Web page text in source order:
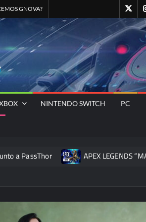
GNOVA?
GNOVA
– El
Universo
Gamer
Nos Une
GNOVA
Magazine
Sitio
NINTENDO SWITCH PC
APEX LEGENDS “MARCA” YA